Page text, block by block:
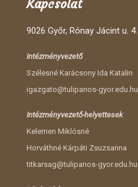
Kapcsolat
9026 Győr, Rónay Jácint u. 4.
Intézményvezető
Szélesné Karácsony Ida Katalin
igazgato@tulipanos-gyor.edu.hu
Intézményvezető-helyettesek
Kelemen Miklósné
Horváthné Kárpáti Zsuzsanna
titkarsag@tulipanos-gyor.edu.hu